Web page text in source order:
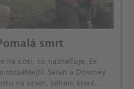
smrt
na cosi, co naznačuje, že
Sarah a Downey
na sever, během které